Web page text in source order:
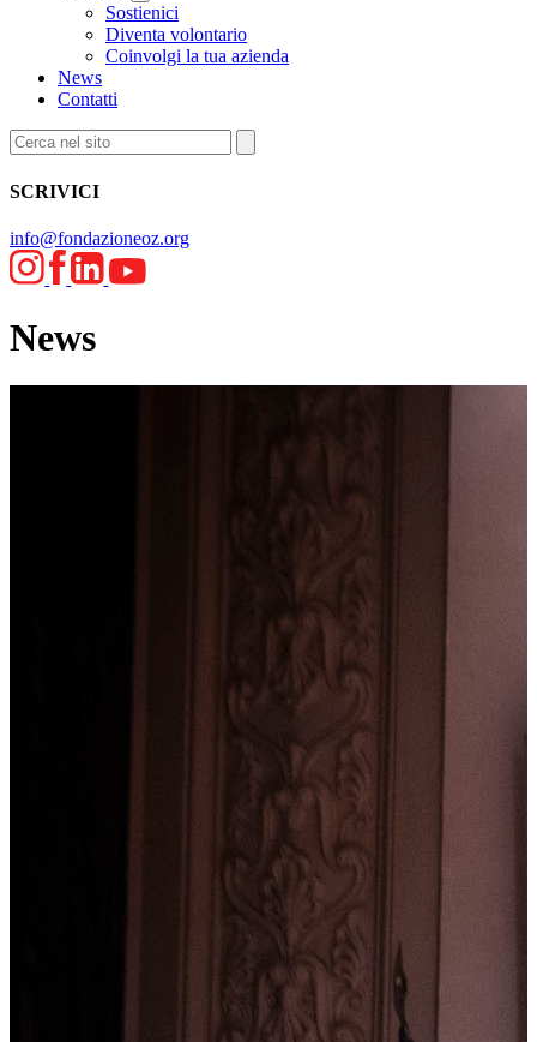
Sostienici
Diventa volontario
Coinvolgi la tua azienda
News
Contatti
SCRIVICI
info@fondazioneoz.org
News